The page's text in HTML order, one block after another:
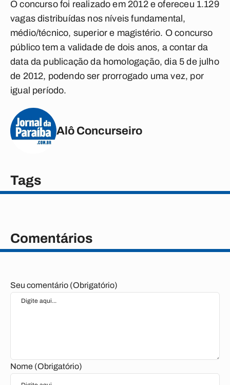
O concurso foi realizado em 2012 e ofereceu 1.129
vagas distribuídas nos níveis fundamental,
médio/técnico, superior e magistério. O concurso
público tem a validade de dois anos, a contar da
data da publicação da homologação, dia 5 de julho
de 2012, podendo ser prorrogado uma vez, por
igual período.
Alô Concurseiro
Tags
Comentários
Seu comentário (Obrigatório)
Nome (Obrigatório)